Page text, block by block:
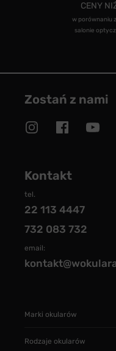
CENY
w porównaniu
salonie
Zostań z nami
Kontakt
tel.
22 113 4447
732 083 732
email:
Marki okularów
Rodzaje okularów